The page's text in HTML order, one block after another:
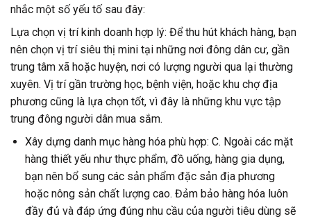
nhắc một số yếu tố sau đây:
Lựa chọn vị trí kinh doanh hợp lý: Để thu hút khách hàng, bạn
nên chọn vị trí siêu thị mini tại những nơi đông dân cư, gần
trung tâm xã hoặc huyện, nơi có lượng người qua lại thường
xuyên. Vị trí gần trường học, bệnh viện, hoặc khu chợ địa
phương cũng là lựa chọn tốt, vì đây là những khu vực tập
trung đông người dân mua sắm.
Xây dựng danh mục hàng hóa phù hợp: C. Ngoài các mặt
hàng thiết yếu như thực phẩm, đồ uống, hàng gia dụng,
bạn nên bổ sung các sản phẩm đặc sản địa phương
hoặc nông sản chất lượng cao. Đảm bảo hàng hóa luôn
đầy đủ và đáp ứng đúng nhu cầu của người tiêu dùng sẽ